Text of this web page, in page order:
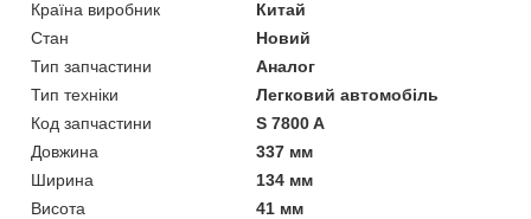
Країна виробник
Китай
Стан
Новий
Тип запчастини
Аналог
Тип техніки
Легковий автомобіль
Код запчастини
S 7800 A
Довжина
337 мм
Ширина
134 мм
Висота
41 мм